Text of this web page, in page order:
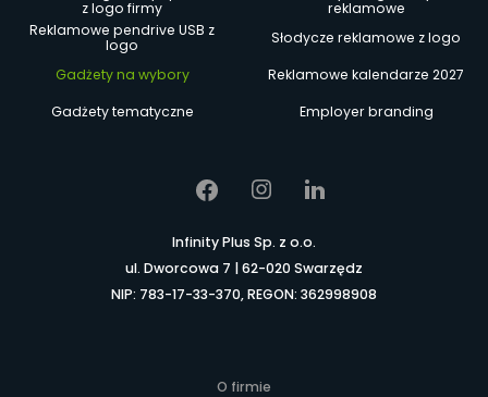
z logo firmy
reklamowe
Reklamowe pendrive USB z
logo
Słodycze reklamowe z logo
Gadżety na wybory
Reklamowe kalendarze 2027
Gadżety tematyczne
Employer branding
Infinity Plus Sp. z o.o.
ul. Dworcowa 7 | 62-020 Swarzędz
NIP: 783-17-33-370, REGON: 362998908
O firmie